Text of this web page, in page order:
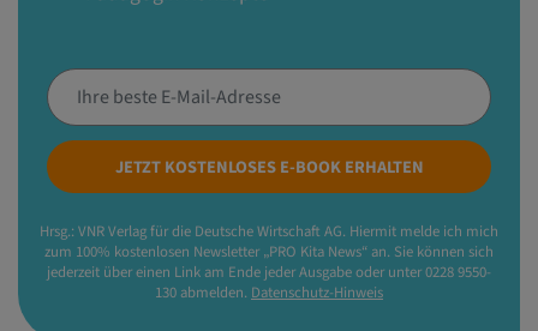
JETZT KOSTENLOSES E-BOOK ERHALTEN
Hrsg.: VNR Verlag für die Deutsche Wirtschaft AG. Hiermit melde ich mich
zum 100% kostenlosen Newsletter „PRO Kita News“ an. Sie können sich
jederzeit über einen Link am Ende jeder Ausgabe oder unter 0228 9550-
130 abmelden. Datenschutz-Hinweis